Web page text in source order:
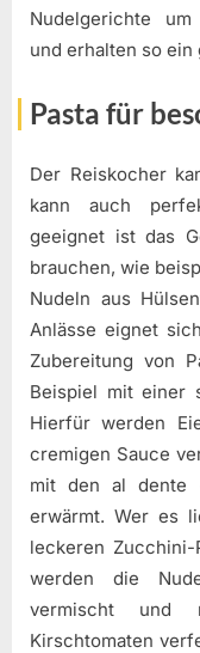
Nudelgerichte
und erhalten so
Pasta für
Der Reiskocher
kann auch
geeignet ist das
brauchen, wie
Nudeln aus
Anlässe eignet
Zubereitung von
Beispiel mit einer
Hierfür werden
cremigen Sauce
mit den al dente
erwärmt. Wer es
leckeren Zucchini-
werden die
vermischt und
Kirschtomaten